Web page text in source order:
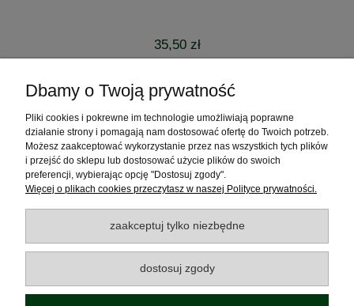
35,50 zł
Pomoc
Moje konto
Płatności i dostawa
O nas
Dbamy o Twoją prywatność
Pliki cookies i pokrewne im technologie umożliwiają poprawne
działanie strony i pomagają nam dostosować ofertę do Twoich potrzeb.
Możesz zaakceptować wykorzystanie przez nas wszystkich tych plików
i przejść do sklepu lub dostosować użycie plików do swoich
preferencji, wybierając opcję "Dostosuj zgody".
Więcej o plikach cookies przeczytasz w naszej Polityce prywatności.
zaakceptuj tylko niezbędne
dostosuj zgody